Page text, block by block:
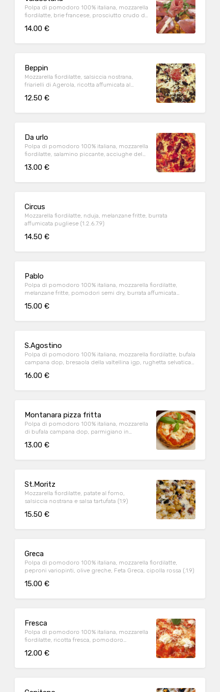
Polpa di pomodoro 100% italiana, mozzarella
fiordilatte, brie francese, prosciutto crudo di
14.00 €
Beppin
Mozzarella fiordilatte, salsiccia nostrana,
friarielli di Agerola, ricotta affumicata al
12.50 €
Da urlo
Polpa di pomodoro 100% italiana, mozzarella
fiordilatte, salamino piccante, acciughe del
13.00 €
Circus
Mozzarella fiordilatte, nduja, melanzane fritte, burrata
affumicata pugliese (1.2.6.7.9)
14.50 €
Pablo
Polpa di pomodoro 100% italiana, mozzarella fiordilatte,
melanzane fritte, pomodori semi dry, burrata affumicata
15.00 €
S.Agostino
Polpa di pomodoro 100% italiana, mozzarella fiordilatte, bufala
campana dop, bresaola della valtellina igp, rughetta selvatica,
16.00 €
Montanara pizza fritta
Polpa di pomodoro 100% italiana, mozzarella
di bufala campana dop, parmigiano in
13.00 €
St.Moritz
Mozzarella fiordilatte, patate al forno,
salsiccia nostrana e salsa tartufata (1.9)
15.50 €
Greca
Polpa di pomodoro 100% italiana, mozzarella fiordilatte,
peproni variopinti, olive greche, Feta Greca, cipolla rossa (.1.9)
15.00 €
Fresca
Polpa di pomodoro 100% italiana, mozzarella
fiordilatte, ricotta fresca, pomodoro
12.00 €